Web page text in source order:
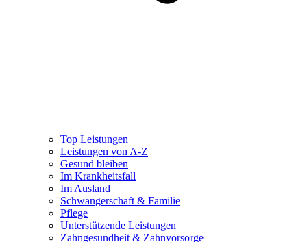
Top Leistungen
Leistungen von A-Z
Gesund bleiben
Im Krankheitsfall
Im Ausland
Schwangerschaft & Familie
Pflege
Unterstützende Leistungen
Zahngesundheit & Zahnvorsorge